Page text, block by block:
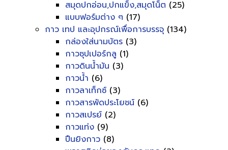
สมุดปกอ่อน,ปกแข็ง,สมุดโน็ต (25)
แบบฟอร์มต่าง ๆ (17)
กาว เทป และอุปกรณ์เพื่อการบรรจุ (134)
กล่องใส่นามบัตร (3)
กาวซุปเปอร์กลู (1)
กาวดินน้ำมัน (3)
กาวน้ำ (6)
กาวลาเท็กซ์ (3)
กาวสารพัดประโยชน์ (6)
กาวสเปรย์ (2)
กาวแท่ง (9)
ปืนยิงกาว (8)